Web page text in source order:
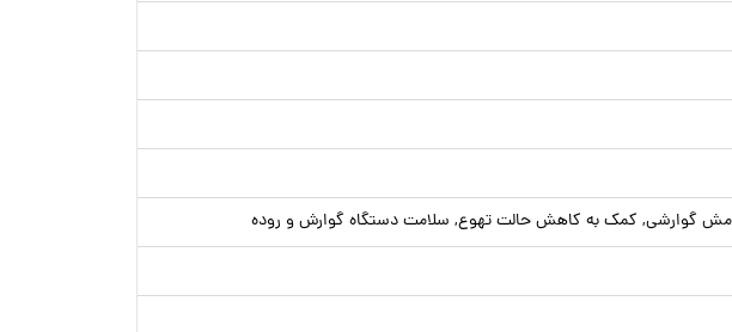
گوارشی, کمک به کاهش حالت تهوع, سلامت دستگاه گوارش و روده